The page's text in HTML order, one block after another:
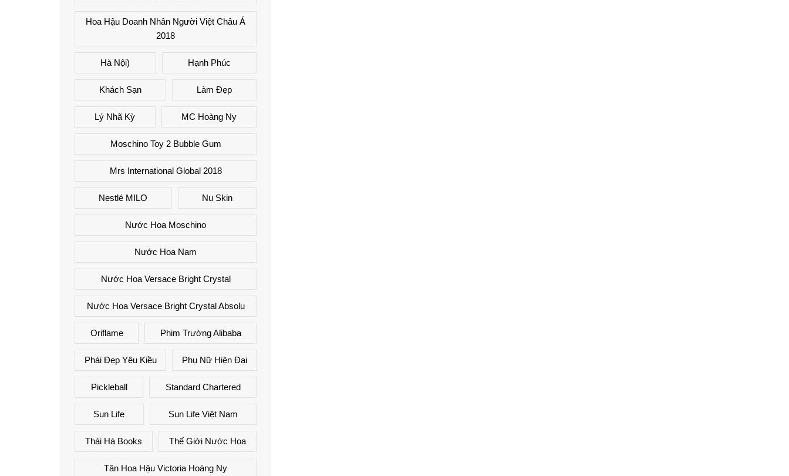
Hoa Hậu Doanh Nhân Người Việt Châu Á
2018
Hà Nội) Hạnh Phúc
Khách Sạn Làm Đẹp
Lý Nhã Kỳ MC Hoàng Ny
Moschino Toy 2 Bubble Gum
Mrs International Global 2018
Nestlé MILO Nu Skin
Nước Hoa Moschino
Nước Hoa Nam
Nước Hoa Versace Bright Crystal
Nước Hoa Versace Bright Crystal Absolu
Oriflame Phim Trường Alibaba
Phái Đẹp Yêu Kiều Phụ Nữ Hiện Đại
Pickleball Standard Chartered
Sun Life Sun Life Việt Nam
Thái Hà Books Thế Giới Nước Hoa
Tân Hoa Hậu Victoria Hoàng Ny